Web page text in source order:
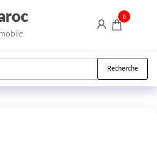
0
Recherche